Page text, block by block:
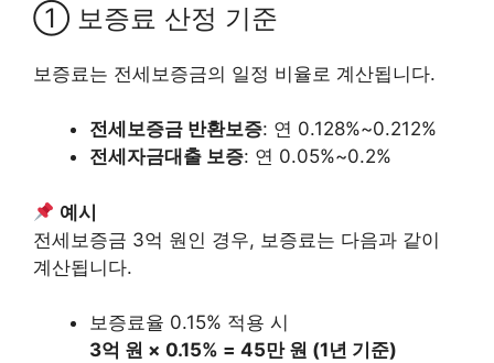
① 보증료 산정 기준
보증료는 전세보증금의 일정 비율로 계산됩니다.
전세보증금 반환보증: 연 0.128%~0.212%
전세자금대출 보증: 연 0.05%~0.2%
예시
전세보증금 3억 원인 경우, 보증료는 다음과 같이
계산됩니다.
보증료율 0.15% 적용 시
3억 원 × 0.15% = 45만 원 (1년 기준)